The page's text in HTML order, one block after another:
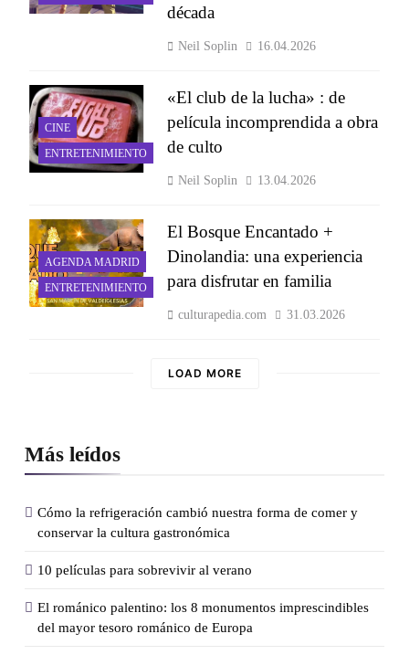
Más leídos
Cómo la refrigeración cambió nuestra forma de comer y
conservar la cultura gastronómica
10 películas para sobrevivir al verano
El románico palentino: los 8 monumentos imprescindibles
del mayor tesoro románico de Europa
década
Neil Soplin 16.04.2026
CINE
ENTRETENIMIENTO
«El club de la lucha» : de
película incomprendida a obra
de culto
Neil Soplin 13.04.2026
AGENDA MADRID
ENTRETENIMIENTO
El Bosque Encantado +
Dinolandia: una experiencia
para disfrutar en familia
culturapedia.com 31.03.2026
LOAD MORE